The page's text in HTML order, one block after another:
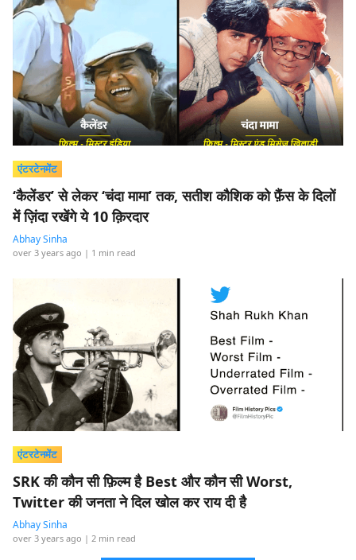
एंटरटेनमेंट
‘कैलेंडर’ से लेकर ‘चंदा मामा’ तक, सतीश कौशिक को फ़ैंस के दिलों
में ज़िंदा रखेंगे ये 10 क़िरदार
Abhay Sinha
over 3 years ago | 1 min read
एंटरटेनमेंट
SRK की कौन सी फ़िल्म है Best और कौन सी Worst,
Twitter की जनता ने दिल खोल कर राय दी है
Abhay Sinha
over 3 years ago | 2 min read